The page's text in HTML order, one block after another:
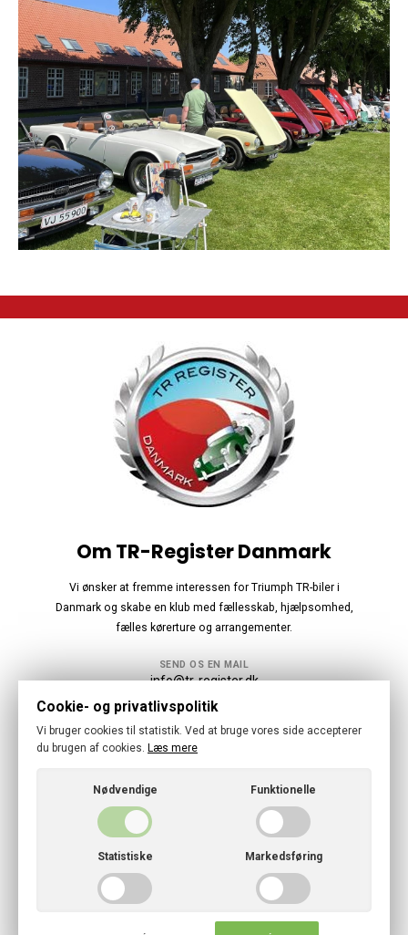
Om TR-Register Danmark
Vi ønsker at fremme interessen for Triumph TR-biler i
Danmark og skabe en klub med fællesskab, hjælpsomhed,
fælles kørerture og arrangementer.
SEND OS EN MAIL
info@tr-register.dk
Følg os
© 2026 · TR Register Danmark
Cookies- og privatlivspolitik
Cookie- og privatlivspolitik
Vi bruger cookies til statistik. Ved at bruge vores side accepterer
du brugen af cookies. Læs mere
Nødvendige Funktionelle
Statistiske Markedsføring